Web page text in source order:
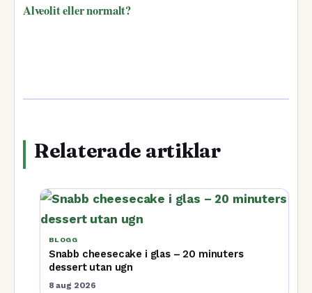
Alveolit eller normalt?
Relaterade artiklar
BLOGG
Snabb cheesecake i glas – 20 minuters
dessert utan ugn
8 aug 2026